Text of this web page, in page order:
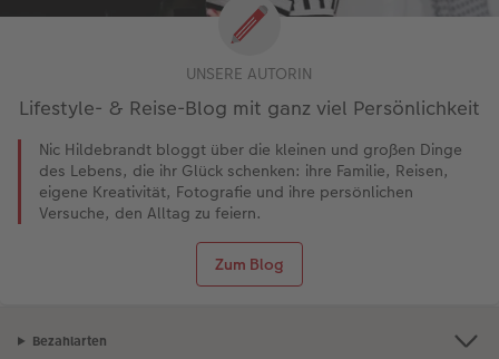
UNSERE AUTORIN
Lifestyle- & Reise-Blog mit ganz viel Persönlichkeit
Nic Hildebrandt bloggt über die kleinen und großen Dinge
des Lebens, die ihr Glück schenken: ihre Familie, Reisen,
eigene Kreativität, Fotografie und ihre persönlichen
Versuche, den Alltag zu feiern.
Zum Blog
Bezahlarten